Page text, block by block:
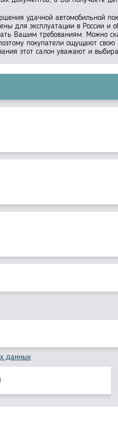
удачной автомобильной
для эксплуатации в России и
Вашим требованиям. Можно
покупатели ощущают
этот салон уважают и
данных